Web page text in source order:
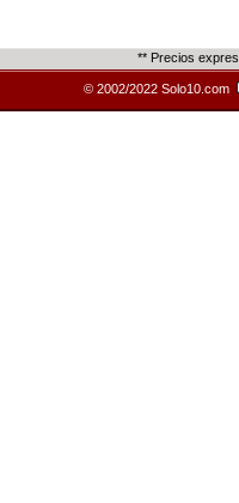
** Precios
© 2002/2022 Solo10.com